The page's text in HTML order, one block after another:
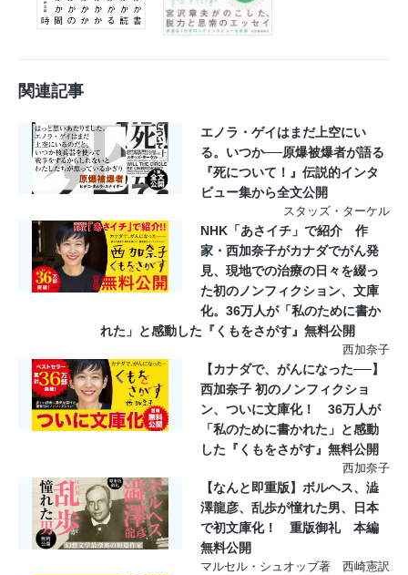
関連記事
エノラ・ゲイはまだ上空にい
る。いつか──原爆被爆者が語る
『死について！』伝説的インタ
ビュー集から全文公開
スタッズ・ターケル
NHK「あさイチ」で紹介 作
家・西加奈子がカナダでがん発
見、現地での治療の日々を綴っ
た初のノンフィクション、文庫
化。36万人が「私のために書か
れた」と感動した『くもをさがす』無料公開
西加奈子
【カナダで、がんになった──】
西加奈子 初のノンフィクショ
ン、ついに文庫化！ 36万人が
「私のために書かれた」と感動
した『くもをさがす』無料公開
西加奈子
【なんと即重版】ボルヘス、澁
澤龍彦、乱歩が憧れた男、日本
で初文庫化！ 重版御礼 本編
無料公開
マルセル・シュオッブ著 西崎憲訳